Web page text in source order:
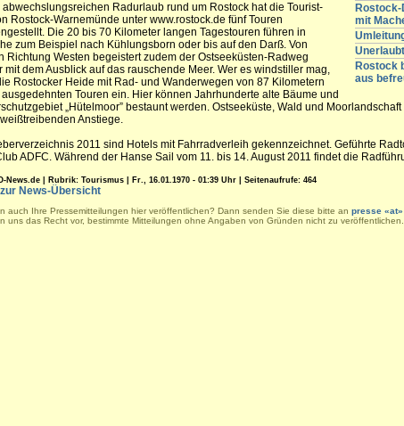
mit
Rostock
aus
abwechslungsreichen Radurlaub rund um Rostock hat die Tourist-
Rostock-Warnemünde unter www.rostock.de fünf Touren
Die 20 bis 70 Kilometer langen Tagestouren führen in
zum Beispiel nach Kühlungsborn oder bis auf den Darß. Von
Richtung Westen begeistert zudem der Ostseeküsten-Radweg
mit dem Ausblick auf das rauschende Meer. Wer es windstiller mag,
Rostocker Heide mit Rad- und Wanderwegen von 87 Kilometern
ausgedehnten Touren ein. Hier können Jahrhunderte alte Bäume und
„Hütelmoor” bestaunt werden. Ostseeküste, Wald und
Anstiege.
2011 sind Hotels mit Fahrradverleih gekennzeichnet. Geführte
ADFC. Während der Hanse Sail vom 11. bis 14. August 2011 findet die
News.de | Rubrik: Tourismus | Fr., 16.01.1970 - 01:39 Uhr | Seitenaufrufe: 464
News-Übersicht
auch Ihre Pressemitteilungen hier veröffentlichen? Dann senden Sie diese bitte an presse
uns das Recht vor, bestimmte Mitteilungen ohne Angaben von Gründen nicht zu veröffentlichen.